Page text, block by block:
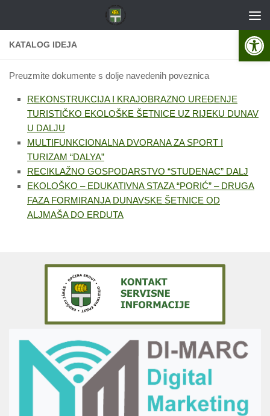
KATALOG IDEJA
Preuzmite dokumente s dolje navedenih poveznica
REKONSTRUKCIJA I KRAJOBRAZNO UREĐENJE
TURISTIČKO EKOLOŠKE ŠETNICE UZ RIJEKU DUNAV
U DALJU
MULTIFUNKCIONALNA DVORANA ZA SPORT I
TURIZAM “DALYA”
RECIKLAŽNO GOSPODARSTVO “STUDENAC” DALJ
EKOLOŠKO – EDUKATIVNA STAZA “PORIĆ” – DRUGA
FAZA FORMIRANJA DUNAVSKE ŠETNICE OD
ALJMAŠA DO ERDUTA